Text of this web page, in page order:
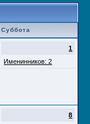
Суббота
1
Именинников: 2
8